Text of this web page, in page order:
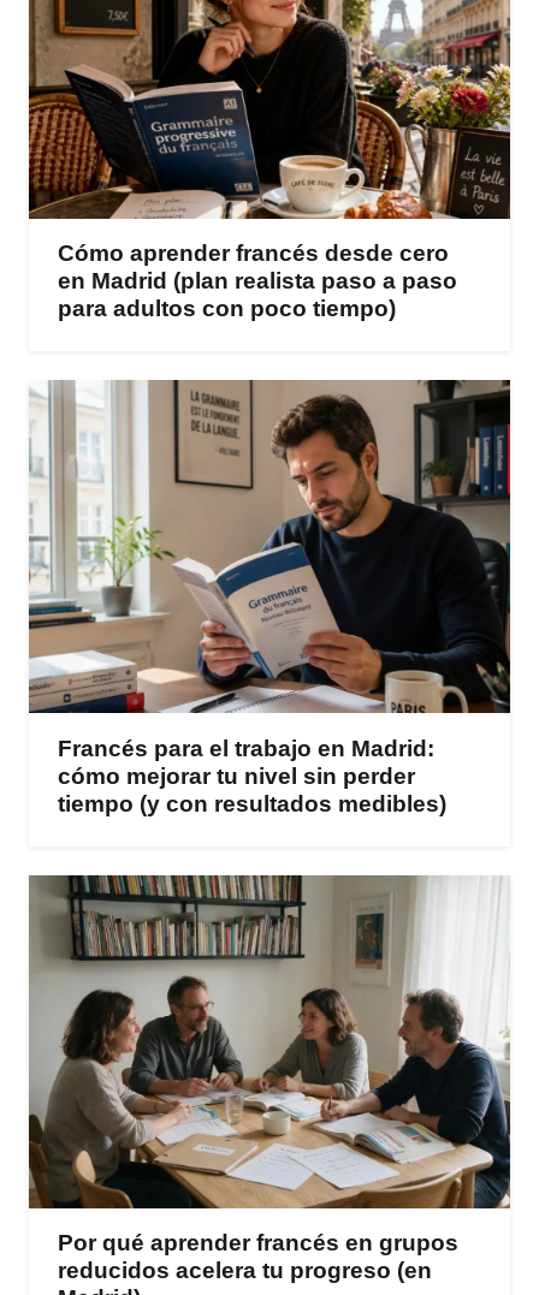
Cómo aprender francés desde cero
en Madrid (plan realista paso a paso
para adultos con poco tiempo)
Francés para el trabajo en Madrid:
cómo mejorar tu nivel sin perder
tiempo (y con resultados medibles)
Por qué aprender francés en grupos
reducidos acelera tu progreso (en